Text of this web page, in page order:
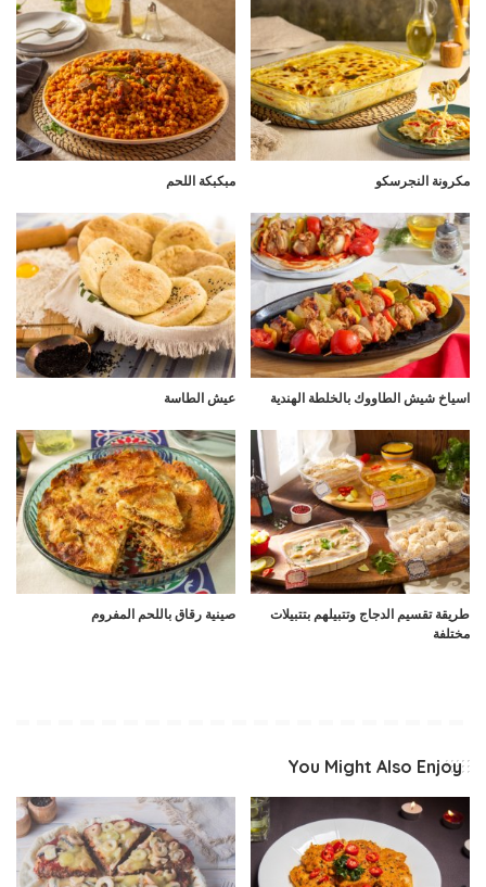
مكرونة النجرسكو مبكبكة اللحم
اسياخ شيش الطاووك بالخلطة الهندية عيش الطاسة
طريقة تقسيم الدجاج وتتبيلهم بتتبيلات
مختلفة
صينية رقاق باللحم المفروم
You Might Also Enjoy